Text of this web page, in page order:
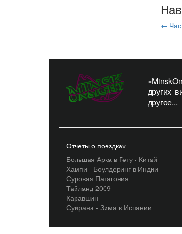
←
других
другое...
Отчеты о поездках
Большая Арка в Гету - Китай
Хампи - Боулдеринг в Индии
Суровая Патагония
Тайланд 2009
Каравшин
Суирана - Зима в Испании